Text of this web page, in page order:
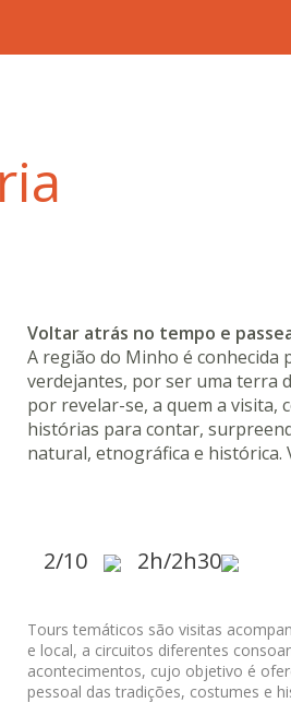
Voltar atrás no tempo e
A região do Minho é conhecida
verdejantes, por ser uma terra
por revelar-se, a quem a visita,
histórias para contar,
natural, etnográfica e histórica.
2/10 2h/2h30
Tours temáticos são visitas
e local, a circuitos diferentes
acontecimentos, cujo objetivo é
pessoal das tradições, costumes e